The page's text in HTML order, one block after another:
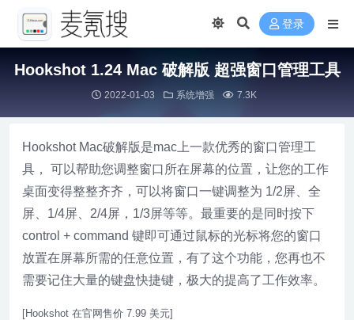
登录
Hookshot 1.24 Mac 破解版 超强窗口管理工具
2022-01-03 系统增强 7.3K
Hookshot Mac破解版是mac上一款优秀的窗口管理工
具， 可以帮助您调整窗口所在屏幕的位置，让您的工作
桌面变得整整齐齐，可以将窗口一键调整为 1/2屏、全
屏、1/4屏、2/4屏，1/3屏等等。最重要的是同时按下
control + command 键即可通过鼠标的光标将您的窗口
放置在屏幕所需的任意位置，有了这个功能，您再也不
需要记住大量的键盘快捷键，极大的提高了工作效率。
[Hookshot 在官网售价 7.99 美元]